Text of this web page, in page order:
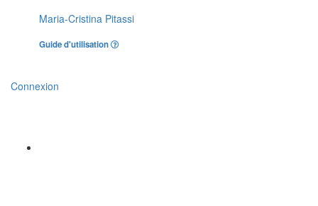
Maria-Cristina Pitassi
Guide d'utilisation
Connexion